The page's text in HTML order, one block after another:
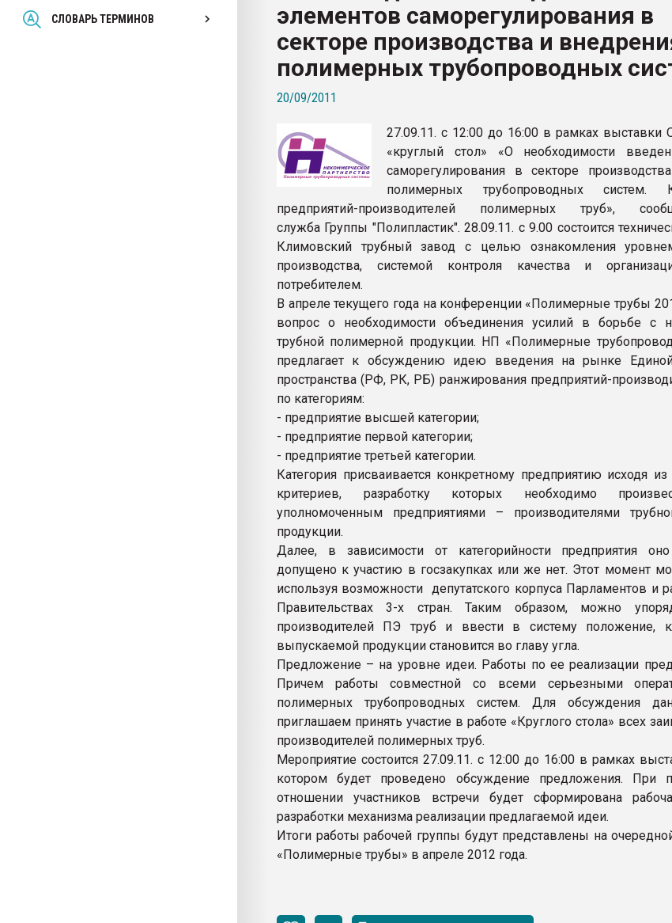
СЛОВАРЬ ТЕРМИНОВ
Всё, что касается выдува ПЭТ
бутылок
ПЕРЕЙТИ НА ФОРУМ
элементов саморегулирования в
секторе производства и
полимерных трубопроводных
20/09/2011
27.09.11. с 12:00 до 16:00 в рамках выставки
«круглый стол» «О необходимости
саморегулирования в секторе
полимерных трубопроводных систем.
предприятий-производителей полимерных труб»,
служба Группы "Полипластик". 28.09.11. с 9.00 состоится
Климовский трубный завод с целью ознакомления
производства, системой контроля качества и
потребителем.
В апреле текущего года на конференции «Полимерные трубы
вопрос о необходимости объединения усилий в борьбе с
трубной полимерной продукции. НП «Полимерные
предлагает к обсуждению идею введения на рынке
пространства (РФ, РК, РБ) ранжирования предприятий-
по категориям:
- предприятие высшей категории;
- предприятие первой категории;
- предприятие третьей категории.
Категория присваивается конкретному предприятию исходя
критериев, разработку которых необходимо
уполномоченным предприятиями – производителями
продукции.
Далее, в зависимости от категорийности предприятия
допущено к участию в госзакупках или же нет. Этот момент
используя возможности депутатского корпуса Парламентов и
Правительствах 3-х стран. Таким образом, можно
производителей ПЭ труб и ввести в систему положение,
выпускаемой продукции становится во главу угла.
Предложение – на уровне идеи. Работы по ее реализации
Причем работы совместной со всеми серьезными
полимерных трубопроводных систем. Для обсуждения
приглашаем принять участие в работе «Круглого стола» всех
производителей полимерных труб.
Мероприятие состоится 27.09.11. с 12:00 до 16:00 в рамках
котором будет проведено обсуждение предложения. При
отношении участников встречи будет сформирована
разработки механизма реализации предлагаемой идеи.
Итоги работы рабочей группы будут представлены на
«Полимерные трубы» в апреле 2012 года.